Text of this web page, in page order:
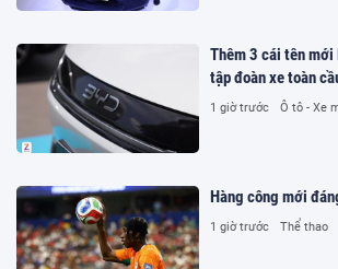
Thêm 3 cái tên mới
tập đoàn xe toàn
1 giờ trước Ô tô - Xe
Hàng công mới
1 giờ trước Thể thao